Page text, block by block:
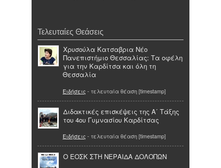
Τελευταίες Θεάσεις
Χρυσούλα Κατσαβρια Νέο
Πανεπιστήμιο Θεσσαλίας: Τα οφέλη
για την Καρδίτσα και όλη τη
Θεσσαλία
Ειδήσεις - τελευταία θέαση [timestamp]
Διδακτικές επισκέψεις της Α΄ Τάξης
του 4ου Γυμνασίου Καρδίτσας
Ειδήσεις - τελευταία θέαση [timestamp]
Ο ΕΟΣΚ ΣΤΗ ΝΕΡΑΙΔΑ ΔΟΛΟΠΩΝ